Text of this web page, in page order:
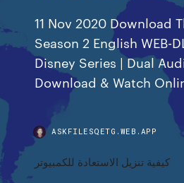
11 Nov 2020 Download
Season 2 English WEB-
Disney Series | Dual
Download & Watch
ASKFILESQETG.WEB.APP
كيفية تنزيل الاستعادة للكمبيوتر